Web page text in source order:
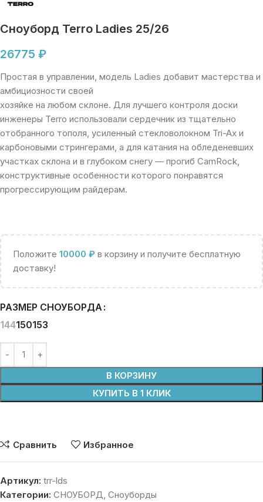
Сноуборд Terro Ladies 25/26
26775 ₽
Простая в управлении, модель Ladies добавит мастерства и
амбициозности своей
хозяйке на любом склоне. Для лучшего контроля доски
инженеры Terro использовали сердечник из тщательно
отобранного тополя, усиленный стекловолокном Tri-Ax и
карбоновыми стрингерами, а для катания на обледеневших
участках склона и в глубоком снегу — прогиб CamRock,
конструктивные особенности которого понравятся
прогрессирующим райдерам.
Положите 10000 ₽ в корзину и получите бесплатную
доставку!
РАЗМЕР СНОУБОРДА
144150153
В КОРЗИНУ
КУПИТЬ В 1 КЛИК
Сравнить Избранное
Артикул: trr-lds
Категории: СНОУБОРД Сноуборды